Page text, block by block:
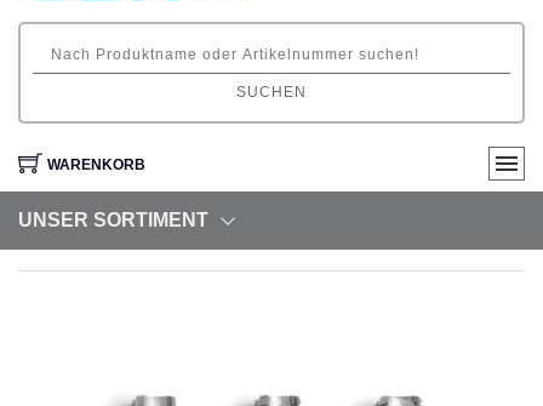
SUCHEN
WARENKORB
UNSER SORTIMENT